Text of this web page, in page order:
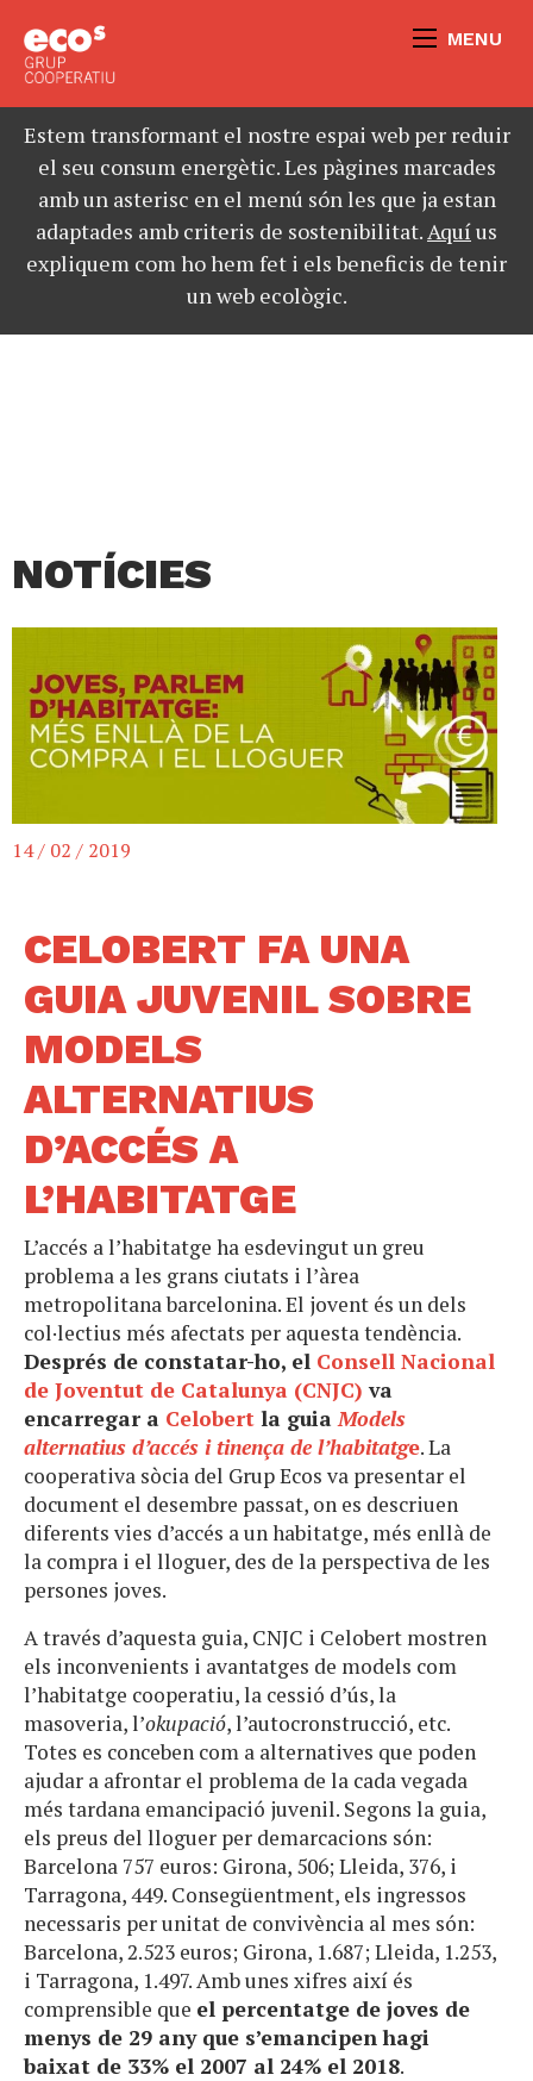
MENU
Estem transformant el nostre espai web per reduir
el seu consum energètic. Les pàgines marcades
amb un asterisc en el menú són les que ja estan
adaptades amb criteris de sostenibilitat.Aquíus
expliquem com ho hem fet i els beneficis de tenir
un web ecològic.
NOTÍCIES
14 / 02 / 2019
CELOBERT FA UNA
GUIA JUVENIL SOBRE
MODELS
ALTERNATIUS
D’ACCÉS A
L’HABITATGE
L’accés a l’habitatge ha esdevingut un greu
problema a les grans ciutats i l’àrea
metropolitana barcelonina. El jovent és un dels
col·lectius més afectats per aquesta tendència.
Després de constatar-ho, el Consell Nacional
de Joventut de Catalunya (CNJC) va
encarregar a Celobert la guiaModels
alternatius d’accés i tinença de l’habitatge. La
cooperativa sòcia del Grup Ecos va presentar el
document el desembre passat, on es descriuen
diferents vies d’accés a un habitatge, més enllà de
la compra i el lloguer, des de la perspectiva de les
persones joves.
A través d’aquesta guia, CNJC i Celobert mostren
els inconvenients i avantatges de models com
l’habitatge cooperatiu, la cessió d’ús, la
masoveria, l’okupació, l’autocronstrucció, etc.
Totes es conceben com a alternatives que poden
ajudar a afrontar el problema de la cada vegada
més tardana emancipació juvenil. Segons la guia,
els preus del lloguer per demarcacions són:
Barcelona 757 euros: Girona, 506; Lleida, 376, i
Tarragona, 449. Consegüentment, els ingressos
necessaris per unitat de convivència al mes són:
Barcelona, 2.523 euros; Girona, 1.687; Lleida, 1.253,
i Tarragona, 1.497. Amb unes xifres així és
comprensible que el percentatge de joves de
menys de 29 any que s’emancipen hagi
baixat de 33% el 2007 al 24% el 2018.